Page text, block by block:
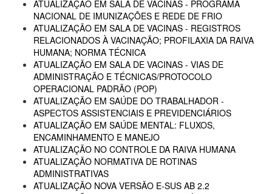
ATUALIZAÇÃO EM SALA DE VACINAS - PROGRAMA
NACIONAL DE IMUNIZAÇÕES E REDE DE FRIO
ATUALIZAÇÃO EM SALA DE VACINAS - REGISTROS
RELACIONADOS À VACINAÇÃO; PROFILAXIA DA RAIVA
HUMANA; NORMA TÉCNICA
ATUALIZAÇÃO EM SALA DE VACINAS - VIAS DE
ADMINISTRAÇÃO E TÉCNICAS/PROTOCOLO
OPERACIONAL PADRÃO (POP)
ATUALIZAÇÃO EM SAÚDE DO TRABALHADOR -
ASPECTOS ASSISTENCIAIS E PREVIDENCIÁRIOS
ATUALIZAÇÃO EM SAÚDE MENTAL: FLUXOS,
ENCAMINHAMENTO E MANEJO
ATUALIZAÇÃO NO CONTROLE DA RAIVA HUMANA
ATUALIZAÇÃO NORMATIVA DE ROTINAS
ADMINISTRATIVAS
ATUALIZAÇÃO NOVA VERSÃO E-SUS AB 2.2